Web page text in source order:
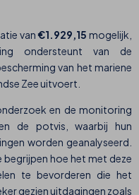
van€1.929,15 mogelijk,
ondersteunt van de
van het mariene
Zee uitvoert.
en de monitoring
de potvis, waarbij hun
worden geanalyseerd.
begrijpen hoe het met deze
te bevorderen die het
gezien uitdagingen zoals